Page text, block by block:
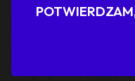
sponsoring grupy
grupowo i odlotowo